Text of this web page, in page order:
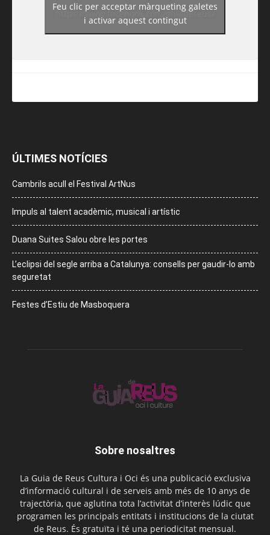
https://www.facebook.com/guiadereus/
Feu clic per acceptar màrqueting galetes
i activar aquest contingut
ÚLTIMES NOTÍCIES
Cambrils acull el Festival ArtNus
Impuls al talent acadèmic, musical i artístic
Duana Suites Salou obre les portes
L’eclipsi del segle arriba a Catalunya: consells per gaudir-lo amb
seguretat
Festes d’Estiu de Masboquera
Sobre nosaltres
La Guia de Reus Cultura i Oci és una publicació exclusiva
d’informació cultural i de serveis amb més de 10 anys de
trajectòria, que aglutina tota l’activitat d’interès lúdic que
programen les principals entitats i institucions de la ciutat
de Reus. És gratuïta i té una periodicitat mensual.